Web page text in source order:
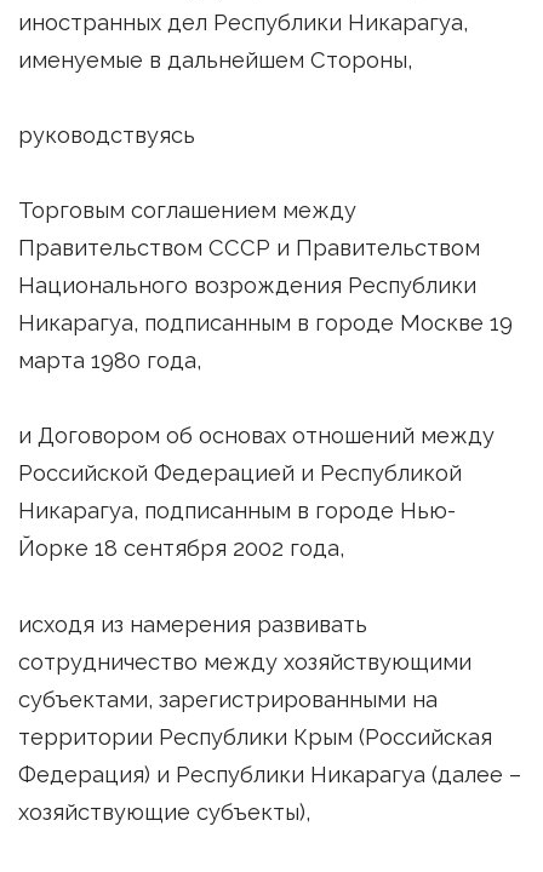
иностранных дел Республики Никарагуа,
именуемые в дальнейшем Стороны,
руководствуясь
Торговым соглашением между
Правительством СССР и Правительством
Национального возрождения Республики
Никарагуа, подписанным в городе Москве 19
марта 1980 года,
и Договором об основах отношений между
Российской Федерацией и Республикой
Никарагуа, подписанным в городе Нью-
Йорке 18 сентября 2002 года,
исходя из намерения развивать
сотрудничество между хозяйствующими
субъектами, зарегистрированными на
территории Республики Крым (Российская
Федерация) и Республики Никарагуа (далее –
хозяйствующие субъекты),